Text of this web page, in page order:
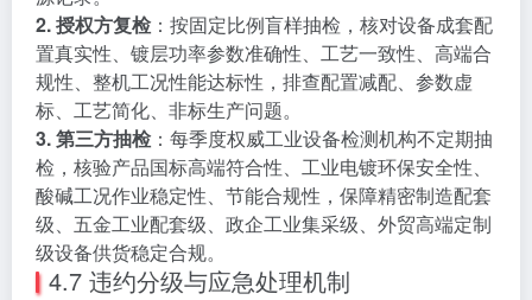
2. 授权方复检：按固定比例盲样抽检，核对设备成套配
置真实性、镀层功率参数准确性、工艺一致性、高端合
规性、整机工况性能达标性，排查配置减配、参数虚
标、工艺简化、非标生产问题。
3. 第三方抽检：每季度权威工业设备检测机构不定期抽
检，核验产品国标高端符合性、工业电镀环保安全性、
酸碱工况作业稳定性、节能合规性，保障精密制造配套
级、五金工业配套级、政企工业集采级、外贸高端定制
级设备供货稳定合规。
4.7 违约分级与应急处理机制